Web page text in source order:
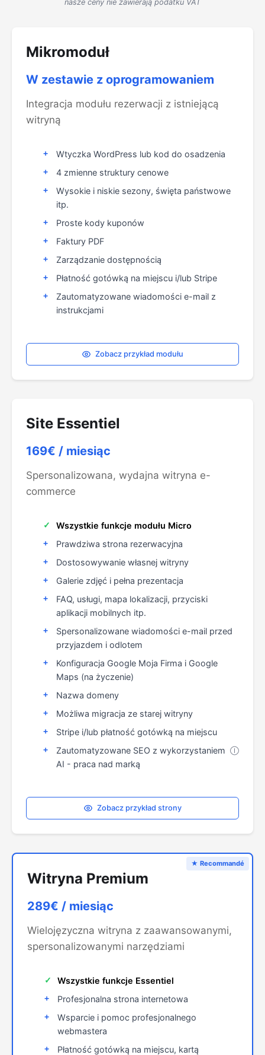
nasze ceny nie zawierają podatku VAT
Mikromoduł
W zestawie z oprogramowaniem
Integracja modułu rezerwacji z istniejącą
witryną
Wtyczka WordPress lub kod do osadzenia
4 zmienne struktury cenowe
Wysokie i niskie sezony, święta państwowe
itp.
Proste kody kuponów
Faktury PDF
Zarządzanie dostępnością
Płatność gotówką na miejscu i/lub Stripe
Zautomatyzowane wiadomości e-mail z
instrukcjami
Zobacz przykład modułu
Site Essentiel
169€ / miesiąc
Spersonalizowana, wydajna witryna e-
commerce
Wszystkie funkcje modułu Micro
Prawdziwa strona rezerwacyjna
Dostosowywanie własnej witryny
Galerie zdjęć i pełna prezentacja
FAQ, usługi, mapa lokalizacji, przyciski
aplikacji mobilnych itp.
Spersonalizowane wiadomości e-mail przed
przyjazdem i odlotem
Konfiguracja Google Moja Firma i Google
Maps (na życzenie)
Nazwa domeny
Możliwa migracja ze starej witryny
Stripe i/lub płatność gotówką na miejscu
Zautomatyzowane SEO z wykorzystaniem
AI - praca nad marką
Ⓘ
Zobacz przykład strony
Witryna Premium
289€ / miesiąc
Wielojęzyczna witryna z zaawansowanymi,
spersonalizowanymi narzędziami
Wszystkie funkcje Essentiel
Profesjonalna strona internetowa
Wsparcie i pomoc profesjonalnego
webmastera
Płatność gotówką na miejscu, kartą